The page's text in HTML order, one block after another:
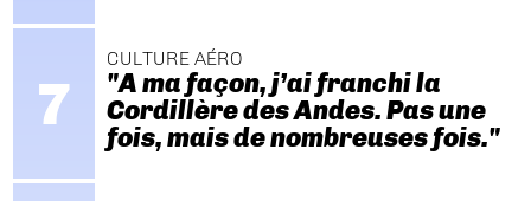
CULTURE AÉRO
"A ma façon, j’ai franchi la
Cordillère des Andes. Pas une
fois, mais de nombreuses fois."